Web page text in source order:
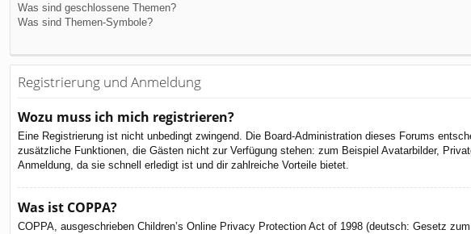
Was sind geschlossene Themen?
Was sind Themen-Symbole?
Registrierung und Anmeldung
Wozu muss ich mich registrieren?
Eine Registrierung ist nicht unbedingt zwingend. Die Board-Administration dieses Forums
zusätzliche Funktionen, die Gästen nicht zur Verfügung stehen: zum Beispiel Avatarbilder,
Anmeldung, da sie schnell erledigt ist und dir zahlreiche Vorteile bietet.
Was ist COPPA?
COPPA, ausgeschrieben Children’s Online Privacy Protection Act of 1998 (deutsch: Gesetz